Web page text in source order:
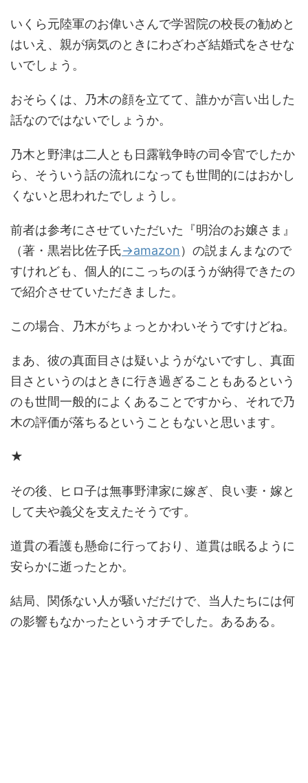
いくら元陸軍のお偉いさんで学習院の校長の勧めと
はいえ、親が病気のときにわざわざ結婚式をさせな
いでしょう。
おそらくは、乃木の顔を立てて、誰かが言い出した
話なのではないでしょうか。
乃木と野津は二人とも日露戦争時の司令官でしたか
ら、そういう話の流れになっても世間的にはおかし
くないと思われたでしょうし。
前者は参考にさせていただいた『明治のお嬢さま』
（著・黒岩比佐子氏→amazon）の説まんまなので
すけれども、個人的にこっちのほうが納得できたの
で紹介させていただきました。
この場合、乃木がちょっとかわいそうですけどね。
まあ、彼の真面目さは疑いようがないですし、真面
目さというのはときに行き過ぎることもあるという
のも世間一般的によくあることですから、それで乃
木の評価が落ちるということもないと思います。
★
その後、ヒロ子は無事野津家に嫁ぎ、良い妻・嫁と
して夫や義父を支えたそうです。
道貫の看護も懸命に行っており、道貫は眠るように
安らかに逝ったとか。
結局、関係ない人が騒いだだけで、当人たちには何
の影響もなかったというオチでした。あるある。